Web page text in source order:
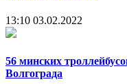
13:10 03.02.2022
56 минских
Волгограда